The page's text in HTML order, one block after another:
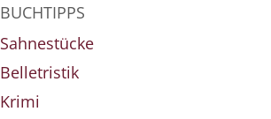
BUCHTIPPS
Sahnestücke
Belletristik
Krimi